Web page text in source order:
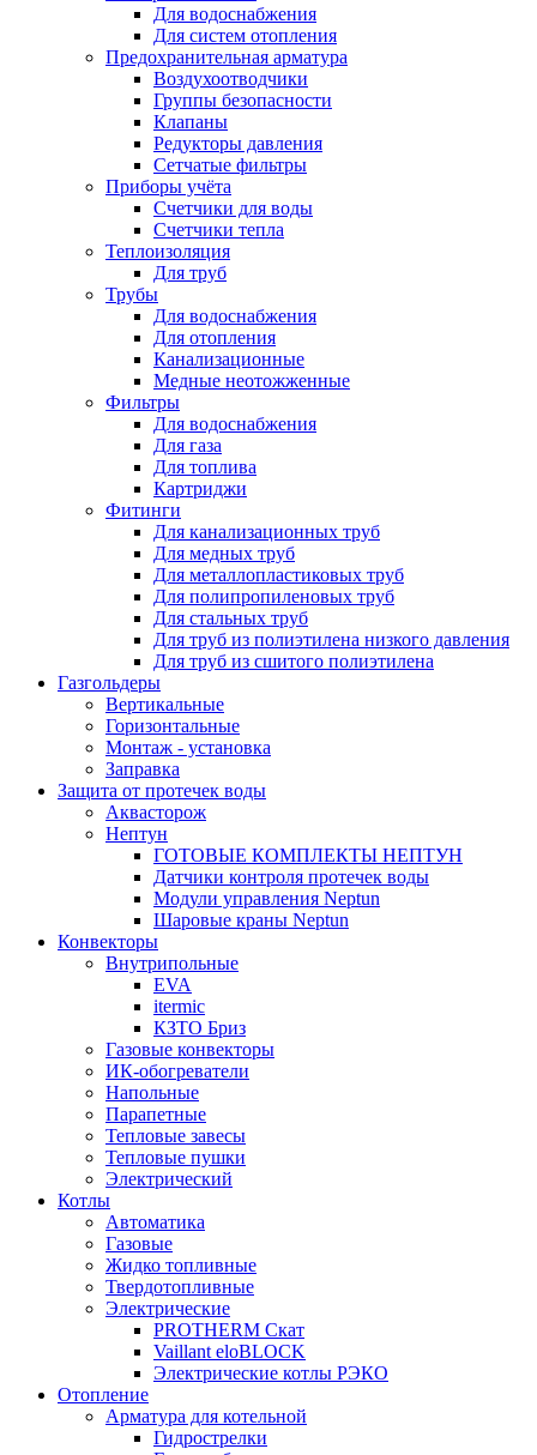
Для водоснабжения
Для систем отопления
Предохранительная арматура
Воздухоотводчики
Группы безопасности
Клапаны
Редукторы давления
Сетчатые фильтры
Приборы учёта
Счетчики для воды
Счетчики тепла
Теплоизоляция
Для труб
Трубы
Для водоснабжения
Для отопления
Канализационные
Медные неотожженные
Фильтры
Для водоснабжения
Для газа
Для топлива
Картриджи
Фитинги
Для канализационных труб
Для медных труб
Для металлопластиковых труб
Для полипропиленовых труб
Для стальных труб
Для труб из полиэтилена низкого давления
Для труб из сшитого полиэтилена
Газгольдеры
Вертикальные
Горизонтальные
Монтаж - установка
Заправка
Защита от протечек воды
Аквасторож
Нептун
ГОТОВЫЕ КОМПЛЕКТЫ НЕПТУН
Датчики контроля протечек воды
Модули управления Neptun
Шаровые краны Neptun
Конвекторы
Внутрипольные
EVA
itermic
КЗТО Бриз
Газовые конвекторы
ИК-обогреватели
Напольные
Парапетные
Тепловые завесы
Тепловые пушки
Электрический
Котлы
Автоматика
Газовые
Жидко топливные
Твердотопливные
Электрические
PROTHERM Скат
Vaillant eloBLOCK
Электрические котлы РЭКО
Отопление
Арматура для котельной
Гидрострелки